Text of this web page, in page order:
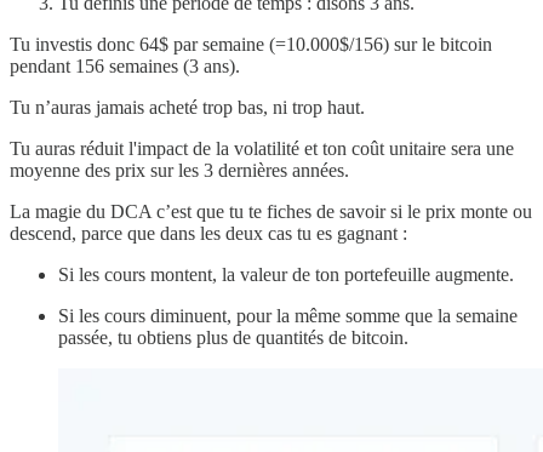
Tu investis donc 64$ par semaine (=10.000$/156) sur le bitcoin
pendant 156 semaines (3 ans).
Tu n’auras jamais acheté trop bas, ni trop haut.
Tu auras réduit l'impact de la volatilité et ton coût unitaire sera une
moyenne des prix sur les 3 dernières années.
La magie du DCA c’est que tu te fiches de savoir si le prix monte ou
descend, parce que dans les deux cas tu es gagnant :
Si les cours montent, la valeur de ton portefeuille augmente.
Si les cours diminuent, pour la même somme que la semaine
passée, tu obtiens plus de quantités de bitcoin.